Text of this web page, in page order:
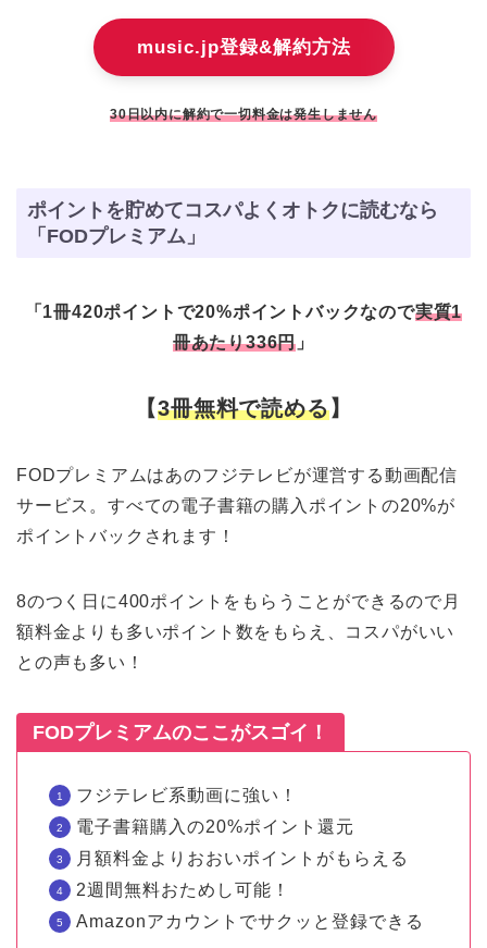
music.jp登録&解約方法
30日以内に解約で一切料金は発生しません
ポイントを貯めてコスパよくオトクに読むなら
「FODプレミアム」
「1冊420ポイントで20%ポイントバックなので実質1
冊あたり336円 」
【3冊無料で読める】
FODプレミアムはあのフジテレビが運営する動画配信
サービス。すべての電子書籍の購入ポイントの20%が
ポイントバックされます！
8のつく日に400ポイントをもらうことができるので月
額料金よりも多いポイント数をもらえ、コスパがいい
との声も多い！
FODプレミアムのここがスゴイ！
フジテレビ系動画に強い！
電子書籍購入の20%ポイント還元
月額料金よりおおいポイントがもらえる
2週間無料おためし可能！
Amazonアカウントでサクッと登録できる